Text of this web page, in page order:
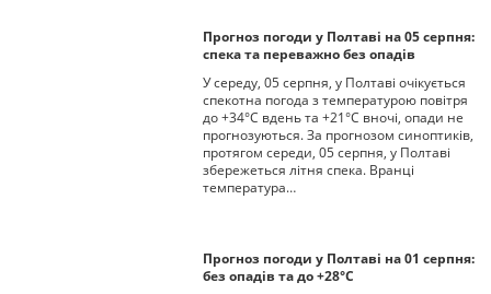
Прогноз погоди у Полтаві на 05 серпня:
спека та переважно без опадів
У середу, 05 серпня, у Полтаві очікується
спекотна погода з температурою повітря
до +34°С вдень та +21°С вночі, опади не
прогнозуються. За прогнозом синоптиків,
протягом середи, 05 серпня, у Полтаві
збережеться літня спека. Вранці
температура…
Прогноз погоди у Полтаві на 01 серпня:
без опадів та до +28°С